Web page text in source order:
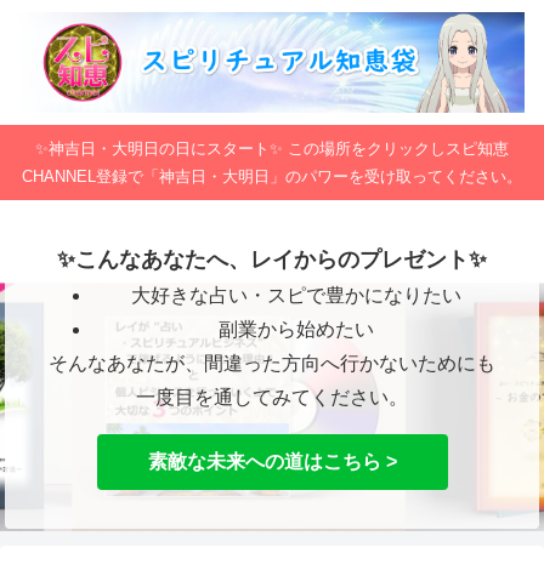
✨神吉日・大明日の日にスタート✨ この場所をクリックしスピ知恵
CHANNEL登録で「神吉日・大明日」のパワーを受け取ってください。
✨こんなあなたへ、レイからのプレゼント✨
大好きな占い・スピで豊かになりたい
副業から始めたい
そんなあなたが、間違った方向へ行かないためにも
一度目を通してみてください。
素敵な未来への道はこちら >